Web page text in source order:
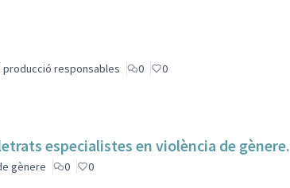
producció responsables 0 0
especialistes en violència de gènere.
gènere 0 0